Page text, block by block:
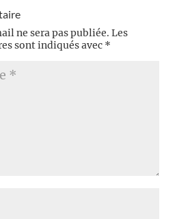
ne sera pas publiée. Les
sont indiqués avec *